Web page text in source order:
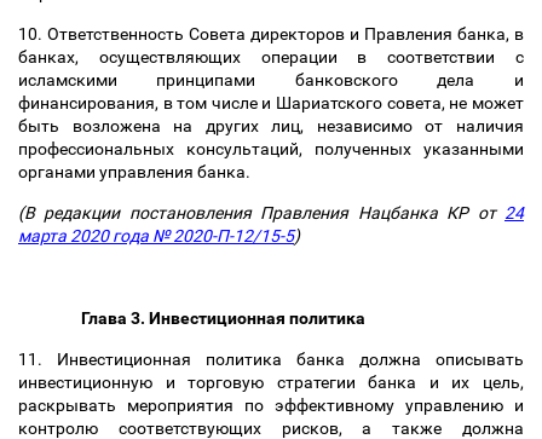
10. Ответственность Совета директоров и Правления банка, в
банках, осуществляющих операции в соответствии с
исламскими принципами банковского дела и
финансирования, в том числе и Шариатского совета, не может
быть возложена на других лиц, независимо от наличия
профессиональных консультаций, полученных указанными
органами управления банка.
(В редакции постановления Правления Нацбанка КР от 24
марта 2020 года № 2020-П-12/15-5)
Глава 3. Инвестиционная политика
11. Инвестиционная политика банка должна описывать
инвестиционную и торговую стратегии банка и их цель,
раскрывать мероприятия по эффективному управлению и
контролю соответствующих рисков, а также должна